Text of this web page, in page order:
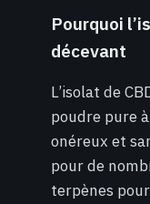
Pourquoi
décevant
L’isolat de
poudre pure
onéreux et
pour de
terpènes